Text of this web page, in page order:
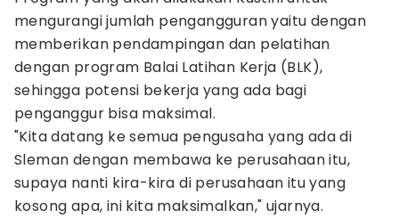
mengurangi jumlah pengangguran yaitu dengan
memberikan pendampingan dan pelatihan
dengan program Balai Latihan Kerja (BLK),
sehingga potensi bekerja yang ada bagi
penganggur bisa maksimal.
"Kita datang ke semua pengusaha yang ada di
Sleman dengan membawa ke perusahaan itu,
supaya nanti kira-kira di perusahaan itu yang
kosong apa, ini kita maksimalkan," ujarnya.